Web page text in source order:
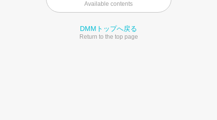
Available contents
DMMトップへ戻る
Return to the top page